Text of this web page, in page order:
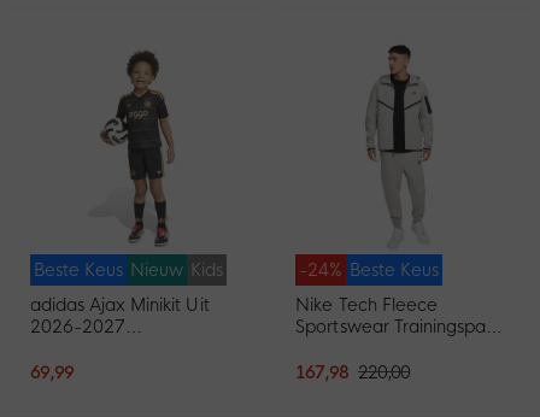
Beste Keus Nieuw Kids
adidas Ajax Minikit Uit
2026-2027
69,99
Beste Keus
-24%
Nike Tech Fleece
Sportswear Trainingspak
167,98 220,00